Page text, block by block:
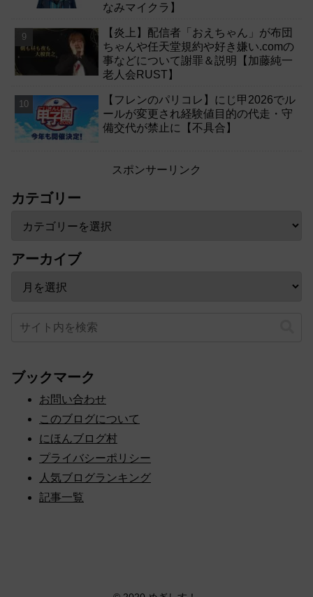
なみマイクラ】
【炎上】配信者「おえちゃん」が布団
ちゃんや任天堂規約や好き嫌い.comの
事などについて謝罪＆説明【加藤純一
老人会RUST】
【フレンのパリコレ】にじ甲2026でル
ールが変更され経験値目的の代走・守
備交代が禁止に【不具合】
スポンサーリンク
カテゴリー
アーカイブ
このブログについて